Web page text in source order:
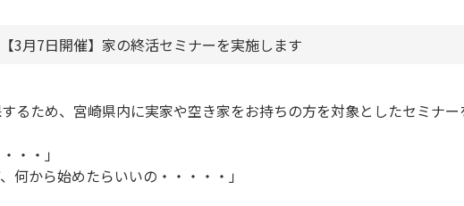
3月7日開催】家の終活セミナーを実施します
るため、宮崎県内に実家や空き家をお持ちの方を対象としたセミナー
・・」
何から始めたらいいの・・・・・」